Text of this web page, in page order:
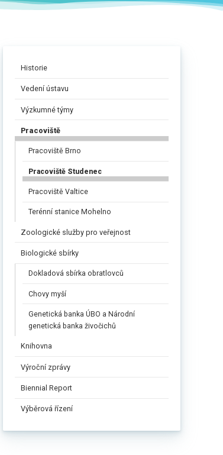
Historie
Vedení ústavu
Výzkumné týmy
Pracoviště
Pracoviště Brno
Pracoviště Studenec
Pracoviště Valtice
Terénní stanice Mohelno
Zoologické služby pro veřejnost
Biologické sbírky
Dokladová sbírka obratlovců
Chovy myší
Genetická banka ÚBO a Národní
genetická banka živočichů
Knihovna
Výroční zprávy
Biennial Report
Výběrová řízení